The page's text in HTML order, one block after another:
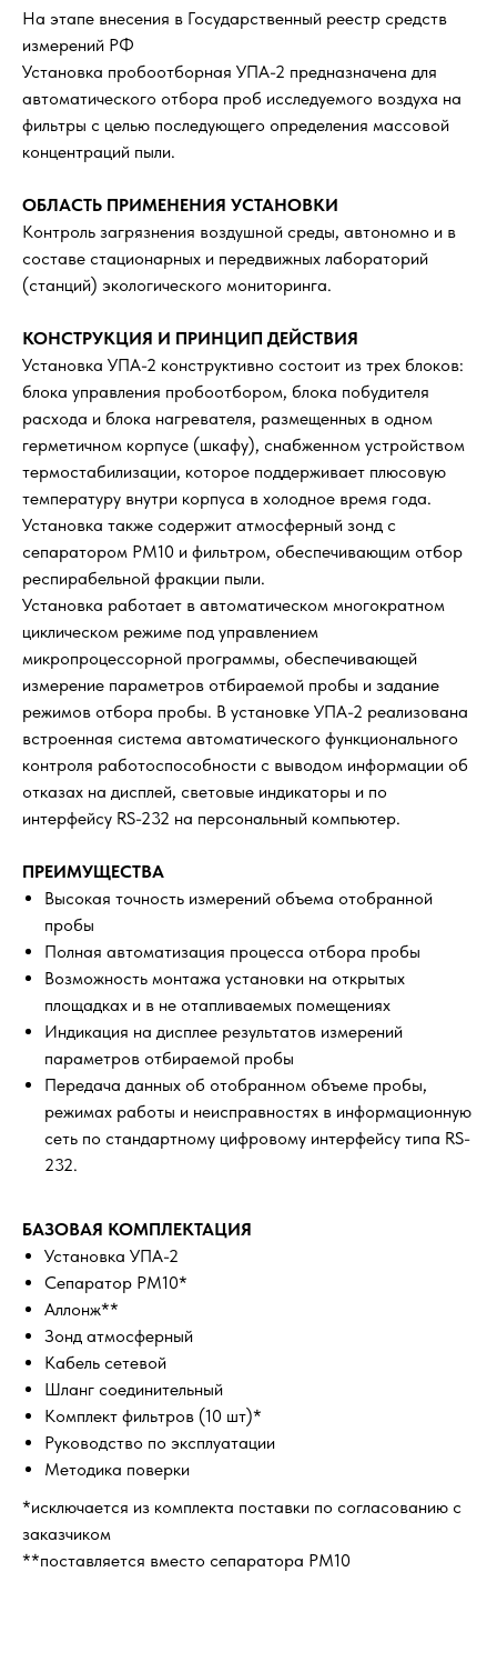
На этапе внесения в Государственный реестр средств
измерений РФ
Установка пробоотборная УПА-2 предназначена для
автоматического отбора проб исследуемого воздуха на
фильтры с целью последующего определения массовой
концентраций пыли.
ОБЛАСТЬ ПРИМЕНЕНИЯ УСТАНОВКИ
Контроль загрязнения воздушной среды, автономно и в
составе стационарных и передвижных лабораторий
(станций) экологического мониторинга.
КОНСТРУКЦИЯ И ПРИНЦИП ДЕЙСТВИЯ
Установка УПА-2 конструктивно состоит из трех блоков:
блока управления пробоотбором, блока побудителя
расхода и блока нагревателя, размещенных в одном
герметичном корпусе (шкафу), снабженном устройством
термостабилизации, которое поддерживает плюсовую
температуру внутри корпуса в холодное время года.
Установка также содержит атмосферный зонд с
сепаратором РМ10 и фильтром, обеспечивающим отбор
респирабельной фракции пыли.
Установка работает в автоматическом многократном
циклическом режиме под управлением
микропроцессорной программы, обеспечивающей
измерение параметров отбираемой пробы и задание
режимов отбора пробы. В установке УПА-2 реализована
встроенная система автоматического функционального
контроля работоспособности с выводом информации об
отказах на дисплей, световые индикаторы и по
интерфейсу RS-232 на персональный компьютер.
ПРЕИМУЩЕСТВА
Высокая точность измерений объема отобранной
пробы
Полная автоматизация процесса отбора пробы
Возможность монтажа установки на открытых
площадках и в не отапливаемых помещениях
Индикация на дисплее результатов измерений
параметров отбираемой пробы
Передача данных об отобранном объеме пробы,
режимах работы и неисправностях в информационную
сеть по стандартному цифровому интерфейсу типа RS-
232.
БАЗОВАЯ КОМПЛЕКТАЦИЯ
Установка УПА-2
Сепаратор РМ10*
Аллонж**
Зонд атмосферный
Кабель сетевой
Шланг соединительный
Комплект фильтров (10 шт)*
Руководство по эксплуатации
Методика поверки
*исключается из комплекта поставки по согласованию с
заказчиком
**поставляется вместо сепаратора РМ10